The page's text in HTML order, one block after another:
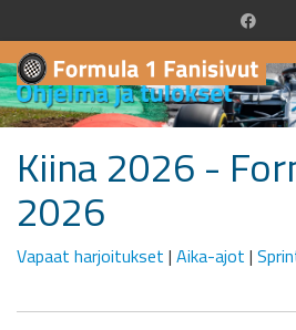
Kiina 2026 -
2026
Vapaat harjoitukset | Aika-ajot |